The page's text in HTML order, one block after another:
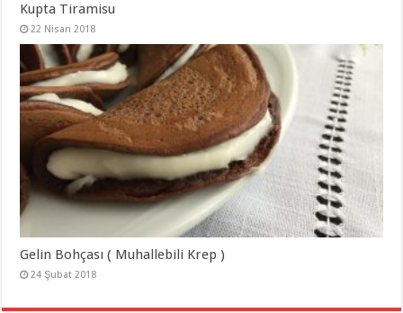
Kupta Tiramisu
22 Nisan 2018
Gelin Bohçası ( Muhallebili Krep )
24 Şubat 2018